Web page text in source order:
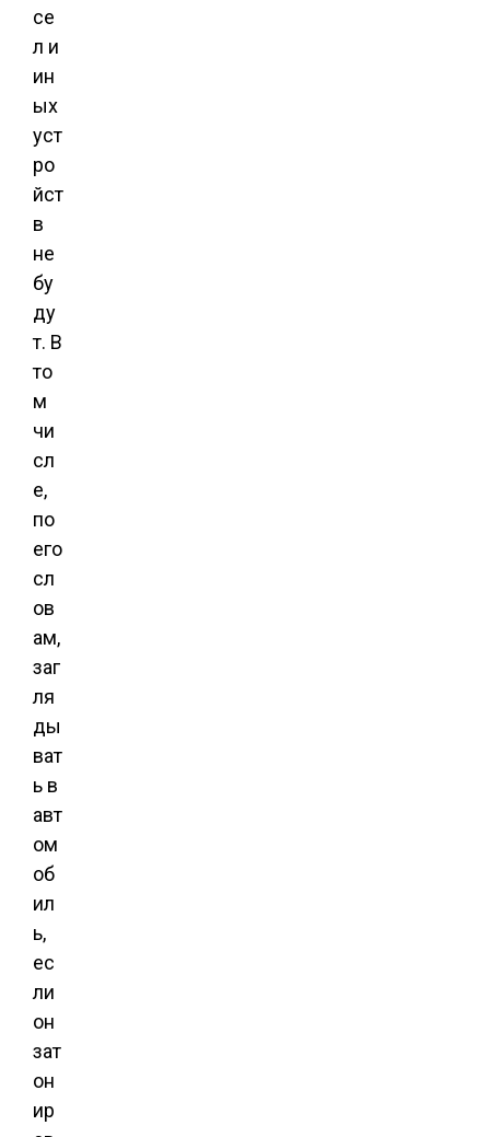
се
л и
ин
ых
уст
ро
йст
в
не
бу
ду
т. В
то
м
чи
сл
е,
по
его
сл
ов
ам,
заг
ля
ды
ват
ь в
авт
ом
об
ил
ь,
ес
ли
он
зат
он
ир